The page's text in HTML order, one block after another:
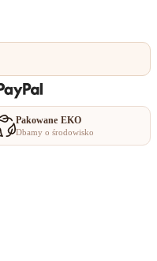
Pakowane EKO
Dbamy o środowisko